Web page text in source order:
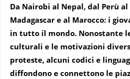
Da Nairobi al Nepal, dal Perù
Madagascar e al Marocco: i
in tutto il mondo. Nonostante
culturali e le motivazioni
proteste, alcuni codici e
diffondono e connettono le